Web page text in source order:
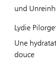
und
Lydie
Une
douce